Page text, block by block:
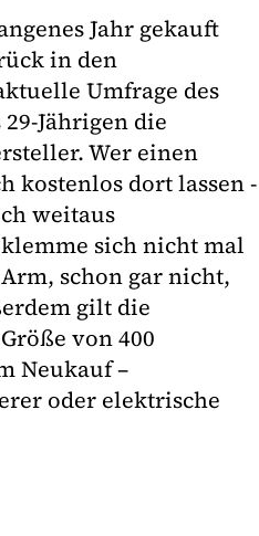
Jahr gekauft
in den
Umfrage des
Jährigen die
Wer einen
kostenlos dort lassen -
weitaus
sich nicht mal
schon gar nicht,
gilt die
von 400
Neukauf –
oder elektrische